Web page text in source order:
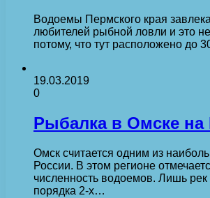
Водоемы Пермского края
любителей рыбной ловли и это
потому, что тут расположено до
19.03.2019
0
Рыбалка в Омске
Омск считается одним из
России. В этом регионе
численность водоемов. Лишь рек
порядка 2-х…